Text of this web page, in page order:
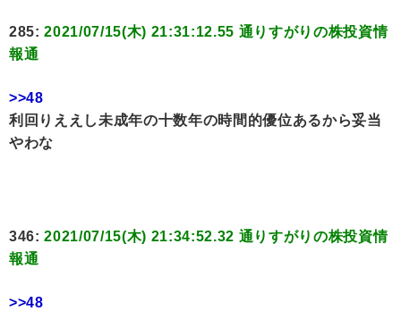
285:2021/07/15(木) 21:31:12.55 通りすがりの株投資情
報通
>>48
利回りええし未成年の十数年の時間的優位あるから妥当
やわな
346:2021/07/15(木) 21:34:52.32 通りすがりの株投資情
報通
>>48